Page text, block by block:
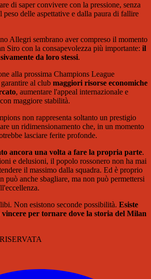
di saper convivere con la pressione, senza
peso delle aspettative e dalla paura di fallire
Allegri sembrano aver compreso il momento
Siro con la consapevolezza più importante: il
da loro stessi.
alla prossima Champions League
al club maggiori risorse economiche
, aumentare l'appeal internazionale e
maggiore stabilità.
non rappresenta soltanto un prestigio
un ridimensionamento che, in un momento
lasciare ferite profonde.
ancora una volta a fare la propria parte.
e delusioni, il popolo rossonero non ha mai
il massimo dalla squadra. Ed è proprio
può anche sbagliare, ma non può permettersi
Non esistono seconde possibilità. Esiste
per tornare dove la storia del Milan